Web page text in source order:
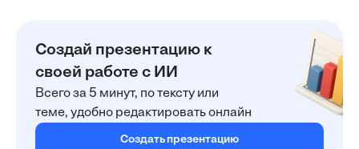
Создай презентацию к
своей работе с ИИ
Всего за 5 минут, по тексту или
теме, удобно редактировать онлайн
Создать презентацию